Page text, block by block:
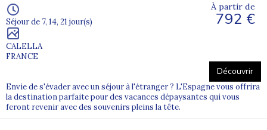
Séjour de 7, 14, 21 jour(s)
CALELLA
FRANCE
À partir de
792 €
Découvrir
Envie de s'évader avec un séjour à l'étranger ? L'Espagne vous offrira
la destination parfaite pour des vacances dépaysantes qui vous
feront revenir avec des souvenirs pleins la tête.